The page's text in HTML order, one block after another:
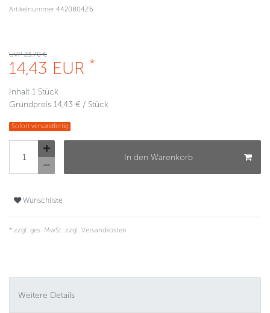
Artikelnummer 4420804Z6
UVP 23,70 €
14,43 EUR *
Inhalt 1 Stück
Grundpreis 14,43 € / Stück
Sofort versandfertig
In den Warenkorb
Wunschliste
* zzgl. ges. MwSt. zzgl. Versandkosten
Weitere Details